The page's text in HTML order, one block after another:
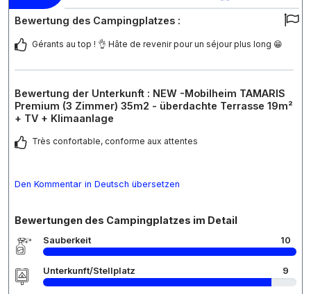
Bewertung des Campingplatzes :
Gérants au top ! 👌 Hâte de revenir pour un séjour plus long 😁
Bewertung der Unterkunft : NEW -Mobilheim TAMARIS
Premium (3 Zimmer) 35m2 - überdachte Terrasse 19m²
+ TV + Klimaanlage
Très confortable, conforme aux attentes
Den Kommentar in Deutsch übersetzen
Bewertungen des Campingplatzes im Detail
Sauberkeit 10
Unterkunft/Stellplatz 9